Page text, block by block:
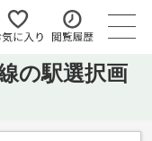
の駅選択画